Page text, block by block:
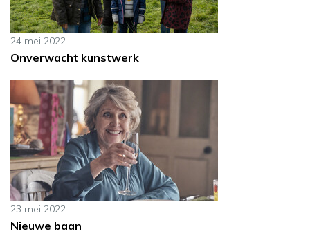
24 mei 2022
Onverwacht kunstwerk
23 mei 2022
Nieuwe baan